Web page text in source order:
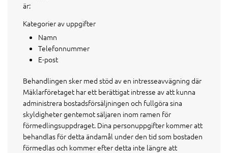
är:
Kategorier av uppgifter
Namn
Telefonnummer
E-post
Behandlingen sker med stöd av en intresseavvägning där
Mäklarföretaget har ett berättigat intresse av att kunna
administrera bostadsförsäljningen och fullgöra sina
skyldigheter gentemot säljaren inom ramen för
förmedlingsuppdraget. Dina personuppgifter kommer att
behandlas för detta ändamål under den tid som bostaden
förmedlas och kommer efter detta inte längre att